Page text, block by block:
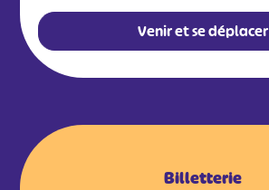
Venir et se déplacer
Billetterie